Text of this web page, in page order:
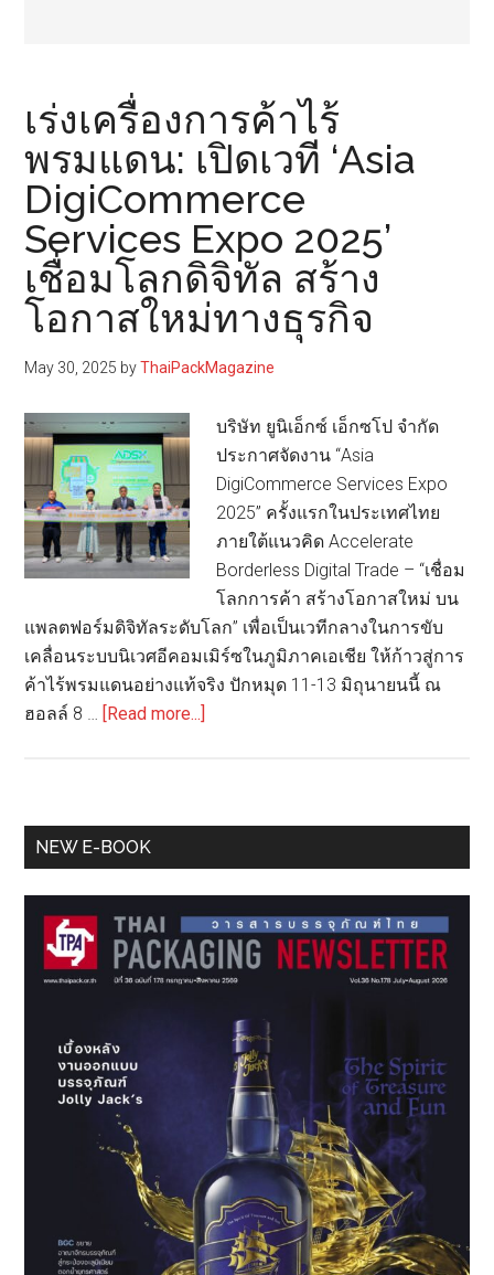
เร่งเครื่องการค้าไร้
พรมแดน: เปิดเวที ‘Asia
DigiCommerce
Services Expo 2025’
เชื่อมโลกดิจิทัล สร้าง
โอกาสใหม่ทางธุรกิจ
May 30, 2025 byThaiPackMagazine
บริษัท ยูนิเอ็กซ์ เอ็กซโป จำกัด
ประกาศจัดงาน “Asia
DigiCommerce Services Expo
2025” ครั้งแรกในประเทศไทย
ภายใต้แนวคิด Accelerate
Borderless Digital Trade – “เชื่อม
โลกการค้า สร้างโอกาสใหม่ บน
แพลตฟอร์มดิจิทัลระดับโลก” เพื่อเป็นเวทีกลางในการขับ
เคลื่อนระบบนิเวศอีคอมเมิร์ซในภูมิภาคเอเชีย ให้ก้าวสู่การ
ค้าไร้พรมแดนอย่างแท้จริง ปักหมุด 11-13 มิถุนายนนี้ ณ
ฮอลล์ 8 …
[Read more...]
ค้า
เปิด
เวที
‘Asia
Services
Expo
2025’
เชื่อม
โลก
ดิจิทัล
สร้าง
โอกาส
ใหม่
Primary
NEW E-BOOK